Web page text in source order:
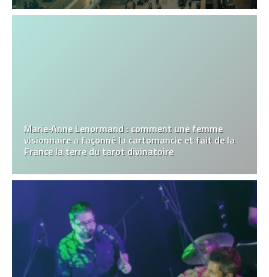
Marie‑Anne Lenormand : comment une femme
visionnaire a façonné la cartomancie et fait de la
France la terre du tarot divinatoire